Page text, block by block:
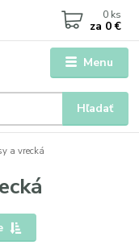
Menu
Hľadať
0 ks
za 0 €
a vrecká